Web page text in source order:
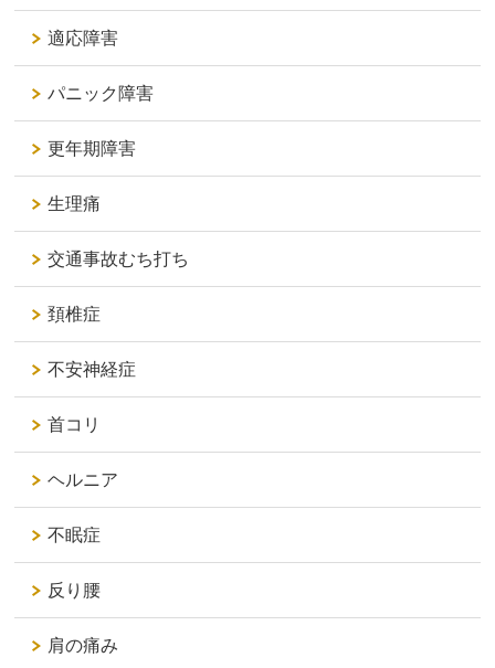
適応障害
パニック障害
更年期障害
生理痛
交通事故むち打ち
頚椎症
不安神経症
首コリ
ヘルニア
不眠症
反り腰
肩の痛み